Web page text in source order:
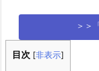
＞＞
目次 [非表示]